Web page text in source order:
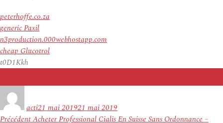
peterhoffe.co.za
generic Paxil
n3production.000webhostapp.com
cheap Glucotrol
t0D1Kkh
actile
21 mai 201921 mai 2019
Navigation
PrécédentArticle
Acheter Professional Cialis En Suisse Sans Ordonnance –